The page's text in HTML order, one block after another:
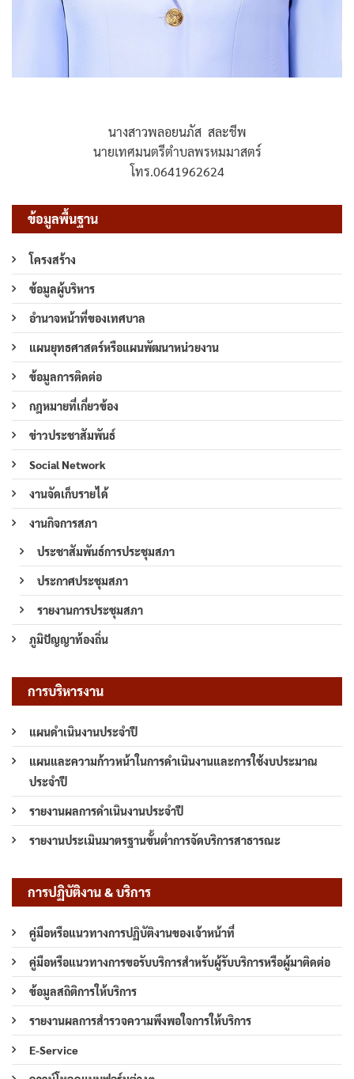
นางสาวพลอยนภัส สละชีพ
นายเทศมนตรีตำบลพรหมมาสตร์
โทร.0641962624
ข้อมูลพื้นฐาน
โครงสร้าง
ข้อมูลผู้บริหาร
อำนาจหน้าที่ของเทศบาล
แผนยุทธศาสตร์หรือแผนพัฒนาหน่วยงาน
ข้อมูลการติดต่อ
กฎหมายที่เกี่ยวข้อง
ข่าวประชาสัมพันธ์
Social Network
งานจัดเก็บรายได้
งานกิจการสภา
ประชาสัมพันธ์การประชุมสภา
ประกาศประชุมสภา
รายงานการประชุมสภา
ภูมิปัญญาท้องถิ่น
การบริหารงาน
แผนดำเนินงานประจำปี
แผนและความก้าวหน้าในการดำเนินงานและการใช้งบประมาณ
ประจำปี
รายงานผลการดำเนินงานประจำปี
รายงานประเมินมาตรฐานขั้นต่ำการจัดบริการสาธารณะ
การปฏิบัติงาน & บริการ
คู่มือหรือแนวทางการปฏิบัติงานของเจ้าหน้าที่
คู่มือหรือแนวทางการขอรับบริการสำหรับผู้รับบริการหรือผู้มาติดต่อ
ข้อมูลสถิติการให้บริการ
รายงานผลการสำรวจความพึงพอใจการให้บริการ
E-Service